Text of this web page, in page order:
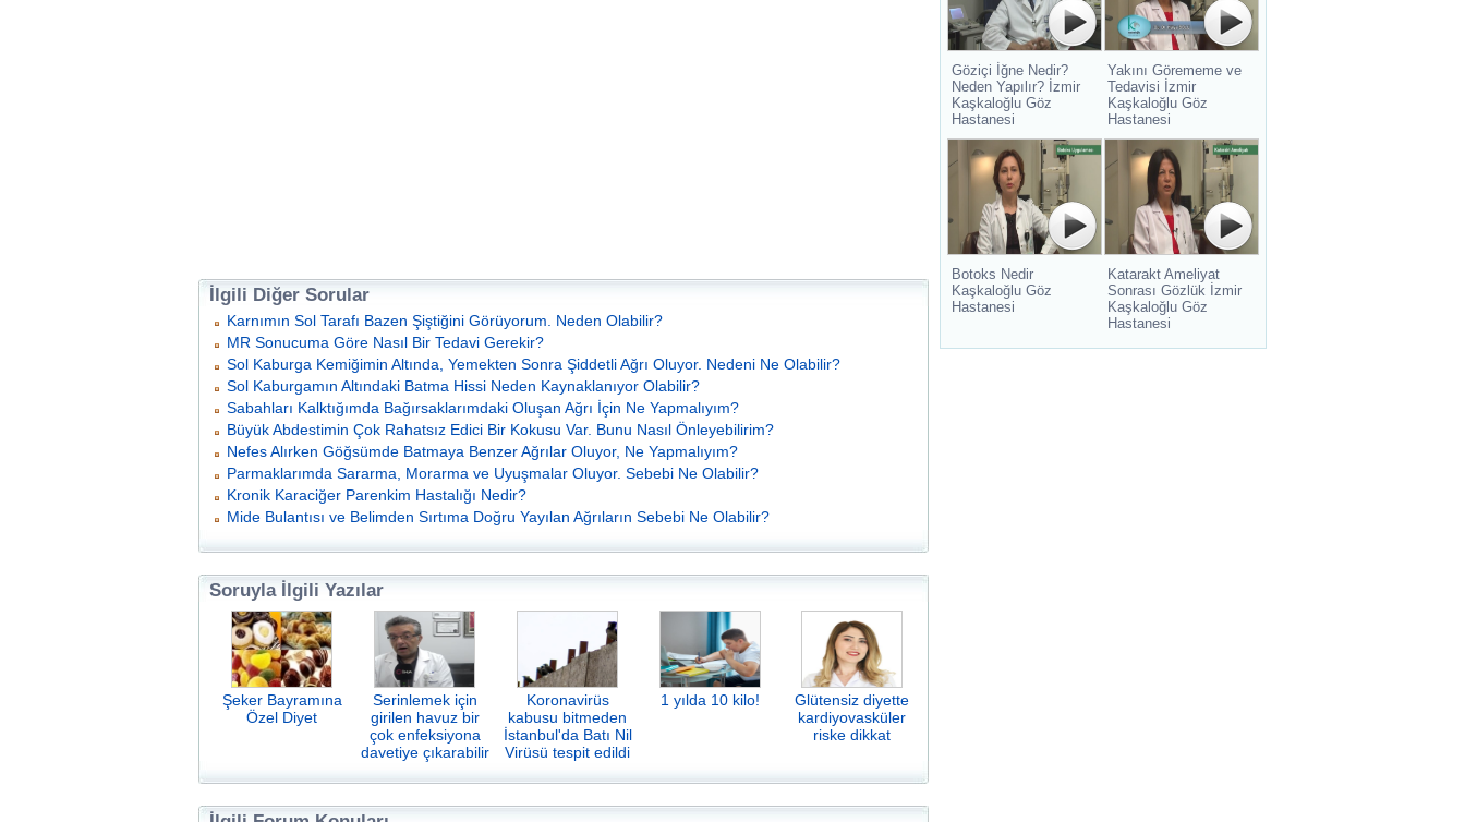
İlgili Diğer Sorular
Karnımın Sol Tarafı Bazen Şiştiğini Görüyorum. Neden Olabilir?
MR Sonucuma Göre Nasıl Bir Tedavi Gerekir?
Sol Kaburga Kemiğimin Altında, Yemekten Sonra Şiddetli Ağrı Oluyor. Nedeni Ne Olabilir?
Sol Kaburgamın Altındaki Batma Hissi Neden Kaynaklanıyor Olabilir?
Sabahları Kalktığımda Bağırsaklarımdaki Oluşan Ağrı İçin Ne Yapmalıyım?
Büyük Abdestimin Çok Rahatsız Edici Bir Kokusu Var. Bunu Nasıl Önleyebilirim?
Nefes Alırken Göğsümde Batmaya Benzer Ağrılar Oluyor, Ne Yapmalıyım?
Parmaklarımda Sararma, Morarma ve Uyuşmalar Oluyor. Sebebi Ne Olabilir?
Kronik Karaciğer Parenkim Hastalığı Nedir?
Mide Bulantısı ve Belimden Sırtıma Doğru Yayılan Ağrıların Sebebi Ne Olabilir?
Soruyla İlgili Yazılar
Şeker Bayramına
Özel Diyet
Serinlemek için
girilen havuz bir
çok enfeksiyona
davetiye çıkarabilir
Koronavirüs
kabusu bitmeden
İstanbul'da Batı Nil
Virüsü tespit edildi
1 yılda 10 kilo!
Glütensiz diyette
kardiyovasküler
riske dikkat
Göziçi İğne Nedir?
Neden Yapılır? İzmir
Kaşkaloğlu Göz
Hastanesi
Yakını Görememe ve
Tedavisi İzmir
Kaşkaloğlu Göz
Hastanesi
Botoks Nedir
Kaşkaloğlu Göz
Hastanesi
Katarakt Ameliyat
Sonrası Gözlük İzmir
Kaşkaloğlu Göz
Hastanesi